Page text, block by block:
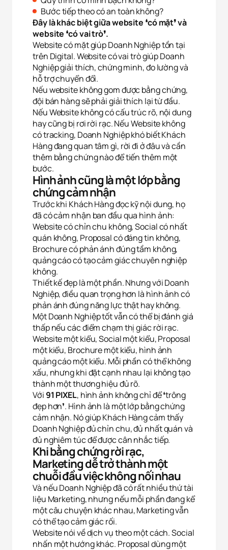
Bước tiếp theo có an toàn không?
Đây là khác biệt giữa website ❛có mặt❜ và
website ❛có vai trò❜.
Website có mặt giúp Doanh Nghiệp tồn tại
trên Digital. Website có vai trò giúp Doanh
Nghiệp giải thích, chứng minh, đo lường và
hỗ trợ chuyển đổi.
Nếu website không gom được bằng chứng,
đội bán hàng sẽ phải giải thích lại từ đầu.
Nếu Website không có cấu trúc rõ, nội dung
hay cũng bị rơi rời rạc. Nếu Website không
có tracking, Doanh Nghiệp khó biết Khách
Hàng đang quan tâm gì, rời đi ở đâu và cần
thêm bằng chứng nào để tiến thêm một
bước.
Hình ảnh cũng là một lớp bằng
chứng cảm nhận
Trước khi Khách Hàng đọc kỹ nội dung, họ
đã có cảm nhận ban đầu qua hình ảnh:
Website có chỉn chu không, Social có nhất
quán không, Proposal có đáng tin không,
Brochure có phản ánh đúng tầm không,
quảng cáo có tạo cảm giác chuyên nghiệp
không.
Thiết kế đẹp là một phần. Nhưng với Doanh
Nghiệp, điều quan trọng hơn là hình ảnh có
phản ánh đúng năng lực thật hay không.
Một Doanh Nghiệp tốt vẫn có thể bị đánh giá
thấp nếu các điểm chạm thị giác rời rạc.
Website một kiểu, Social một kiểu, Proposal
một kiểu, Brochure một kiểu, hình ảnh
quảng cáo một kiểu. Mỗi phần có thể không
xấu, nhưng khi đặt cạnh nhau lại không tạo
thành một thương hiệu đủ rõ.
Với 91 PIXEL, hình ảnh không chỉ để ❛trông
đẹp hơn❜. Hình ảnh là một lớp bằng chứng
cảm nhận. Nó giúp Khách Hàng cảm thấy
Doanh Nghiệp đủ chỉn chu, đủ nhất quán và
đủ nghiêm túc để được cân nhắc tiếp.
Khi bằng chứng rời rạc,
Marketing dễ trở thành một
chuỗi đầu việc không nối nhau
Và nếu Doanh Nghiệp đã có rất nhiều thứ tài
liệu Marketing, nhưng nếu mỗi phần đang kể
một câu chuyện khác nhau, Marketing vẫn
có thể tạo cảm giác rối.
Website nói về dịch vụ theo một cách. Social
nhấn một hướng khác. Proposal dùng một